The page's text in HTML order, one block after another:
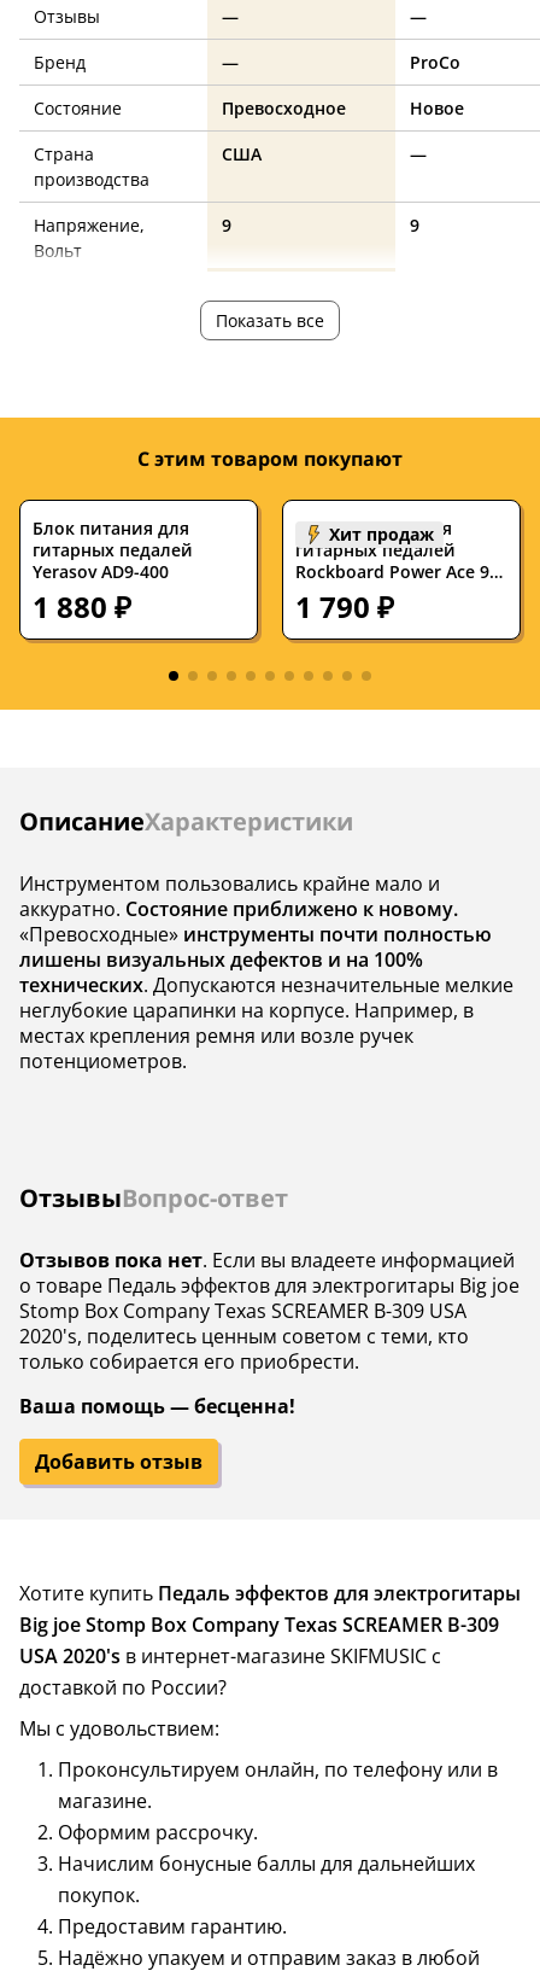
Отзывы
—
—
Бренд
—
ProCo
Состояние
Превосходное
Новое
Страна
производства
США —
Напряжение,
Вольт
9 9
overdrive
Разъемы и
jack 6.3
jack 6.3, 2.1 DC
Питание от блока
питания
да
Схема обхода
True Bypass
Показать все
С этим товаром покупают
Блок питания для
гитарных педалей
Yerasov AD9-400
1 880 ₽
Хит продаж
Блок питания для
гитарных педалей
Rockboard Power Ace 9V
DC 1.7A
1 790 ₽
ОписаниеХарактеристики
Инструкции
Инструментом пользовались крайне мало и
аккуратно. Состояние приближено к новому.
«Превосходные» инструменты почти полностью
лишены визуальных дефектов и на 100%
технических. Допускаются незначительные мелкие
неглубокие царапинки на корпусе. Например, в
местах крепления ремня или возле ручек
потенциометров.
ОтзывыВопрос-ответ
Отзывов пока нет. Если вы владеете информацией
о товаре Педаль эффектов для электрогитары Big joe
Stomp Box Company Texas SCREAMER B-309 USA
2020's, поделитесь ценным советом с теми, кто
только собирается его приобрести.
Ваша помощь — бесценна!
Добавить отзыв
Хотите купить Педаль эффектов для электрогитары
Big joe Stomp Box Company Texas SCREAMER B-309
USA 2020's в интернет-магазине SKIFMUSIC с
доставкой по России?
Мы с удовольствием:
Проконсультируем онлайн, по телефону или в
магазине.
Оформим рассрочку.
Начислим бонусные баллы для дальнейших
покупок.
Предоставим гарантию.
Надёжно упакуем и отправим заказ в любой